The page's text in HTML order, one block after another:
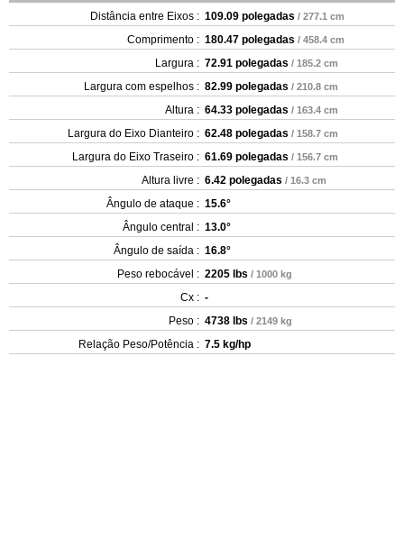
Distância entre Eixos : 109.09 polegadas / 277.1 cm
Comprimento : 180.47 polegadas / 458.4 cm
Largura : 72.91 polegadas / 185.2 cm
Largura com espelhos : 82.99 polegadas / 210.8 cm
Altura : 64.33 polegadas / 163.4 cm
Largura do Eixo Dianteiro : 62.48 polegadas / 158.7 cm
Largura do Eixo Traseiro : 61.69 polegadas / 156.7 cm
Altura livre : 6.42 polegadas / 16.3 cm
Ângulo de ataque : 15.6°
Ângulo central : 13.0°
Ângulo de saída : 16.8°
Peso rebocável : 2205 lbs / 1000 kg
Cx : -
Peso : 4738 lbs / 2149 kg
Relação Peso/Potência : 7.5 kg/hp